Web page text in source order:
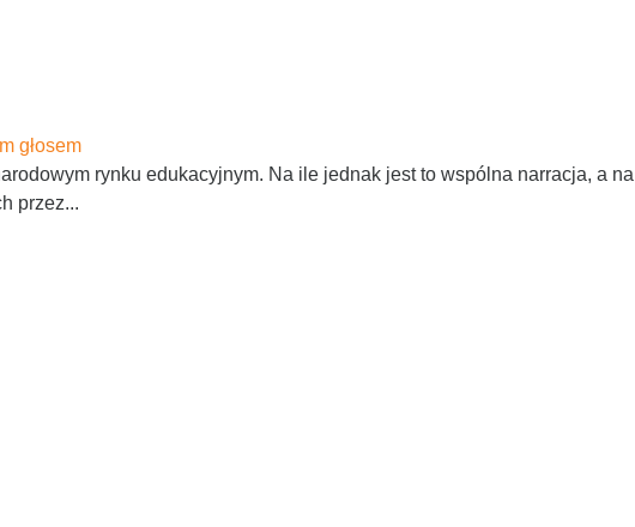
głosem
rynku edukacyjnym. Na ile jednak jest to wspólna narracja, a
przez...